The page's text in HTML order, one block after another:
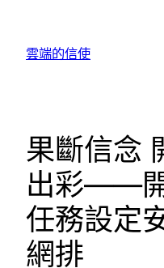
雲端的信使
果斷信念
出彩——
任務設定
網排